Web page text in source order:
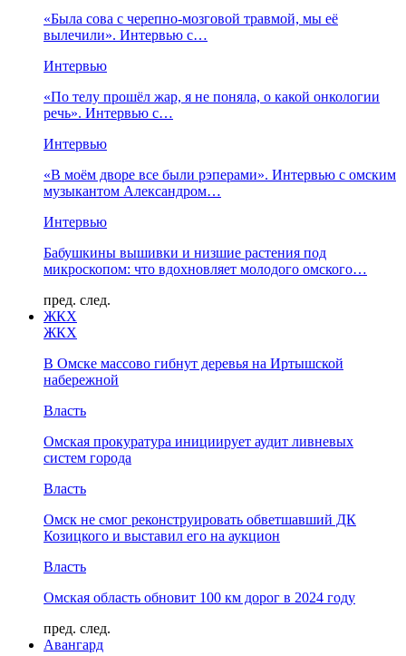
«Была сова с черепно-мозговой травмой, мы её
вылечили». Интервью с…
Интервью
«По телу прошёл жар, я не поняла, о какой онкологии
речь». Интервью с…
Интервью
«В моём дворе все были рэперами». Интервью с омским
музыкантом Александром…
Интервью
Бабушкины вышивки и низшие растения под
микроскопом: что вдохновляет молодого омского…
пред. след.
ЖКХ
ЖКХ
В Омске массово гибнут деревья на Иртышской
набережной
Власть
Омская прокуратура инициирует аудит ливневых
систем города
Власть
Омск не смог реконструировать обветшавший ДК
Козицкого и выставил его на аукцион
Власть
Омская область обновит 100 км дорог в 2024 году
пред. след.
Авангард